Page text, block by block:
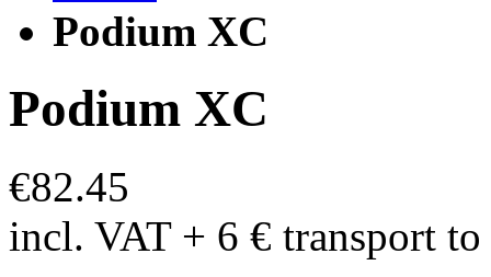
Podium XC
Podium XC
€82.45
incl. VAT + 6 € transport